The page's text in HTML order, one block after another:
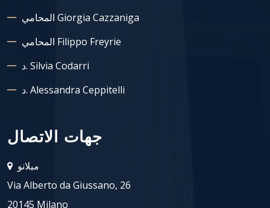
المحامي Giorgia Cazzaniga
المحامي Filippo Freyrie
د. Silvia Codarri
د. Alessandra Ceppitelli
جهات الاتصال
ميلانو
Via Alberto da Giussano, 26
20145 Milano